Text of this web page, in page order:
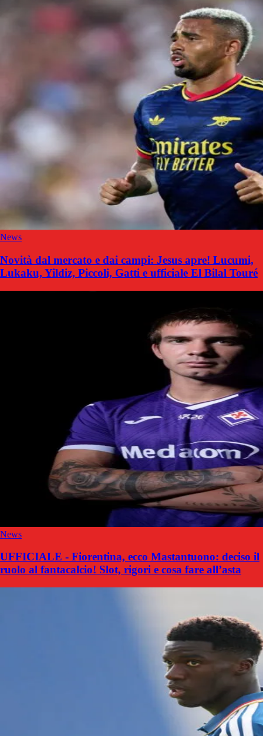
News
Novità dal mercato e dai campi: Jesus apre! Lucumi,
Lukaku, Yildiz, Piccoli, Gatti e ufficiale El Bilal Touré
News
UFFICIALE - Fiorentina, ecco Mastantuono: deciso il
ruolo al fantacalcio! Slot, rigori e cosa fare all’asta